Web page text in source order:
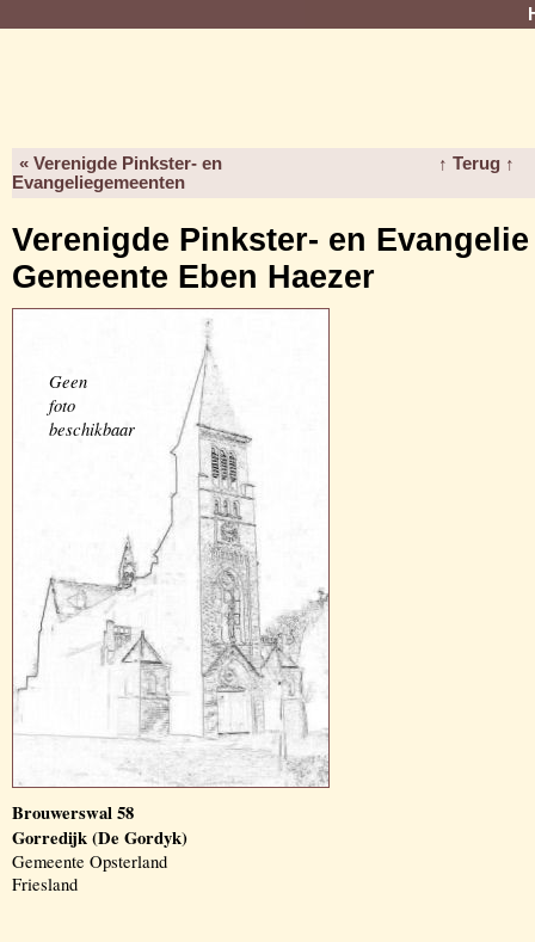
« Verenigde Pinkster- en
Evangeliegemeenten
↑ Terug ↑
Verenigde Pinkster- en Evangelie
Gemeente Eben Haezer
Geen
foto
beschikbaar
Brouwerswal 58
Gorredijk (De Gordyk)
Gemeente Opsterland
Friesland